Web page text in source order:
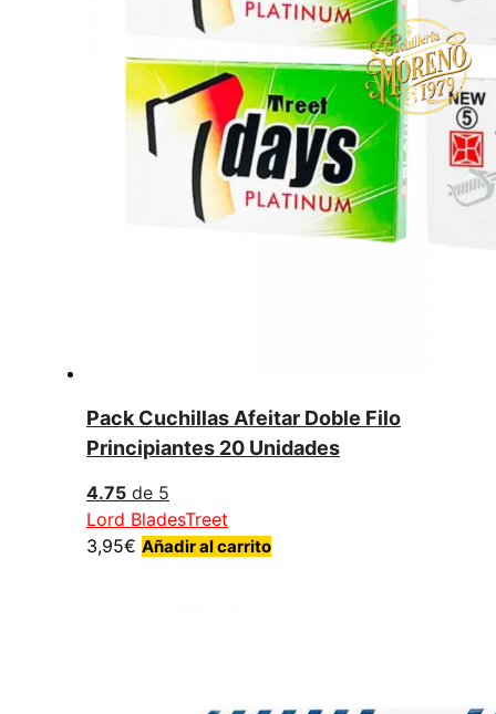
Pack Cuchillas Afeitar Doble Filo
Principiantes 20 Unidades
4.75 de 5
Lord BladesTreet
3,95€ Añadir al carrito